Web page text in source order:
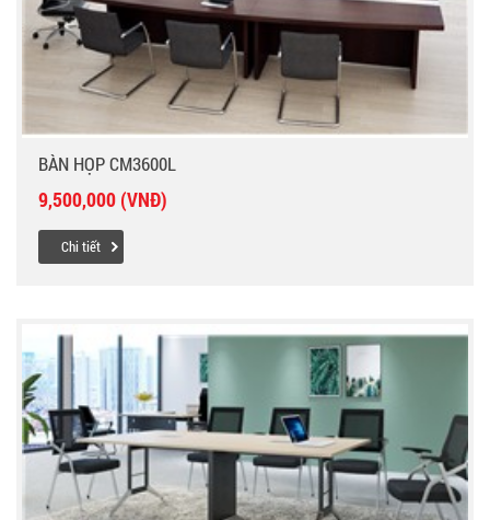
BÀN HỌP CM3600L
9,500,000 (VNĐ)
Chi tiết